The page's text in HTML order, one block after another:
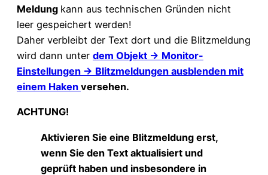
Meldung kann aus technischen Gründen nicht
leer gespeichert werden!
Daher verbleibt der Text dort und die Blitzmeldung
wird dann unter dem Objekt -> Monitor-
Einstellungen -> Blitzmeldungen ausblenden mit
einem Haken versehen.
ACHTUNG!
Aktivieren Sie eine Blitzmeldung erst,
wenn Sie den Text aktualisiert und
geprüft haben und insbesondere in